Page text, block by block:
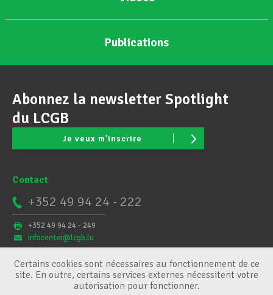
Publications
Abonnez la newsletter Spotlight
du LCGB
Je veux m'inscrire
Contact
+352 49 94 24 - 222
+352 49 94 24 - 249
infocenter@lcgb.lu
Certains cookies sont nécessaires au fonctionnement de ce
site. En outre, certains services externes nécessitent votre
autorisation pour fonctionner.